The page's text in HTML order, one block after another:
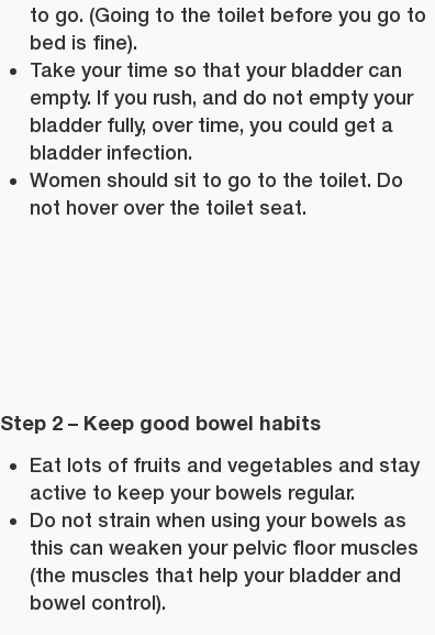
to go. (Going to the toilet before you go to
bed is fine).
Take your time so that your bladder can
empty. If you rush, and do not empty your
bladder fully, over time, you could get a
bladder infection.
Women should sit to go to the toilet. Do
not hover over the toilet seat.
Step 2 – Keep good bowel habits
Eat lots of fruits and vegetables and stay
active to keep your bowels regular.
Do not strain when using your bowels as
this can weaken your pelvic floor muscles
(the muscles that help your bladder and
bowel control).